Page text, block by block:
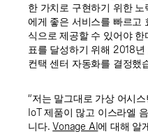
한 가치로 구현하기 위한
에게 좋은 서비스를 빠르고
식으로 제공할 수 있어야
표를 달성하기 위해 2018
컨택 센터 자동화를 결정했
“저는 말그대로 가상 어시
IoT 제품이 많고 이스라엘
니다.Vonage AI에 대해 알